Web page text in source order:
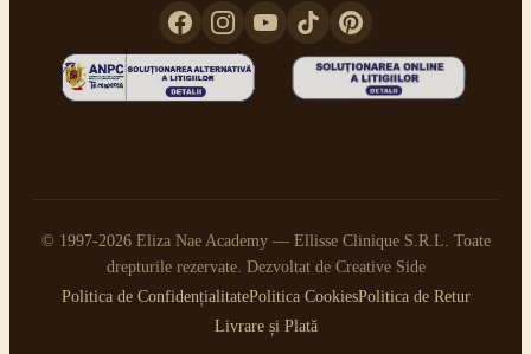
© 1997-2026 Eliza Nae Academy — Ellisse Clinique S.R.L. Toate
drepturile rezervate. Dezvoltat de Creative Side
Politica de ConfidențialitatePolitica CookiesPolitica de Retur
Livrare și Plată